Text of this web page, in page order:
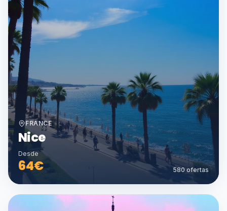
FRANCE
Nice
Desde
64€ 580 ofertas